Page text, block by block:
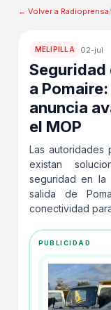
← Volver a Radioprensa/
MELIPILLA 02-jul
Seguridad
a
anuncia
el MOP
Las autoridades
existan
seguridad en
salida de
conectividad
PUBLICIDAD